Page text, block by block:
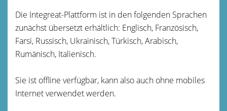
Die Integreat-Plattform ist in den folgenden Sprachen
zunächst übersetzt erhältlich: Englisch, Französisch,
Farsi, Russisch, Ukrainisch, Türkisch, Arabisch,
Rumänisch, Italienisch.
Sie ist offline verfügbar, kann also auch ohne mobiles
Internet verwendet werden.